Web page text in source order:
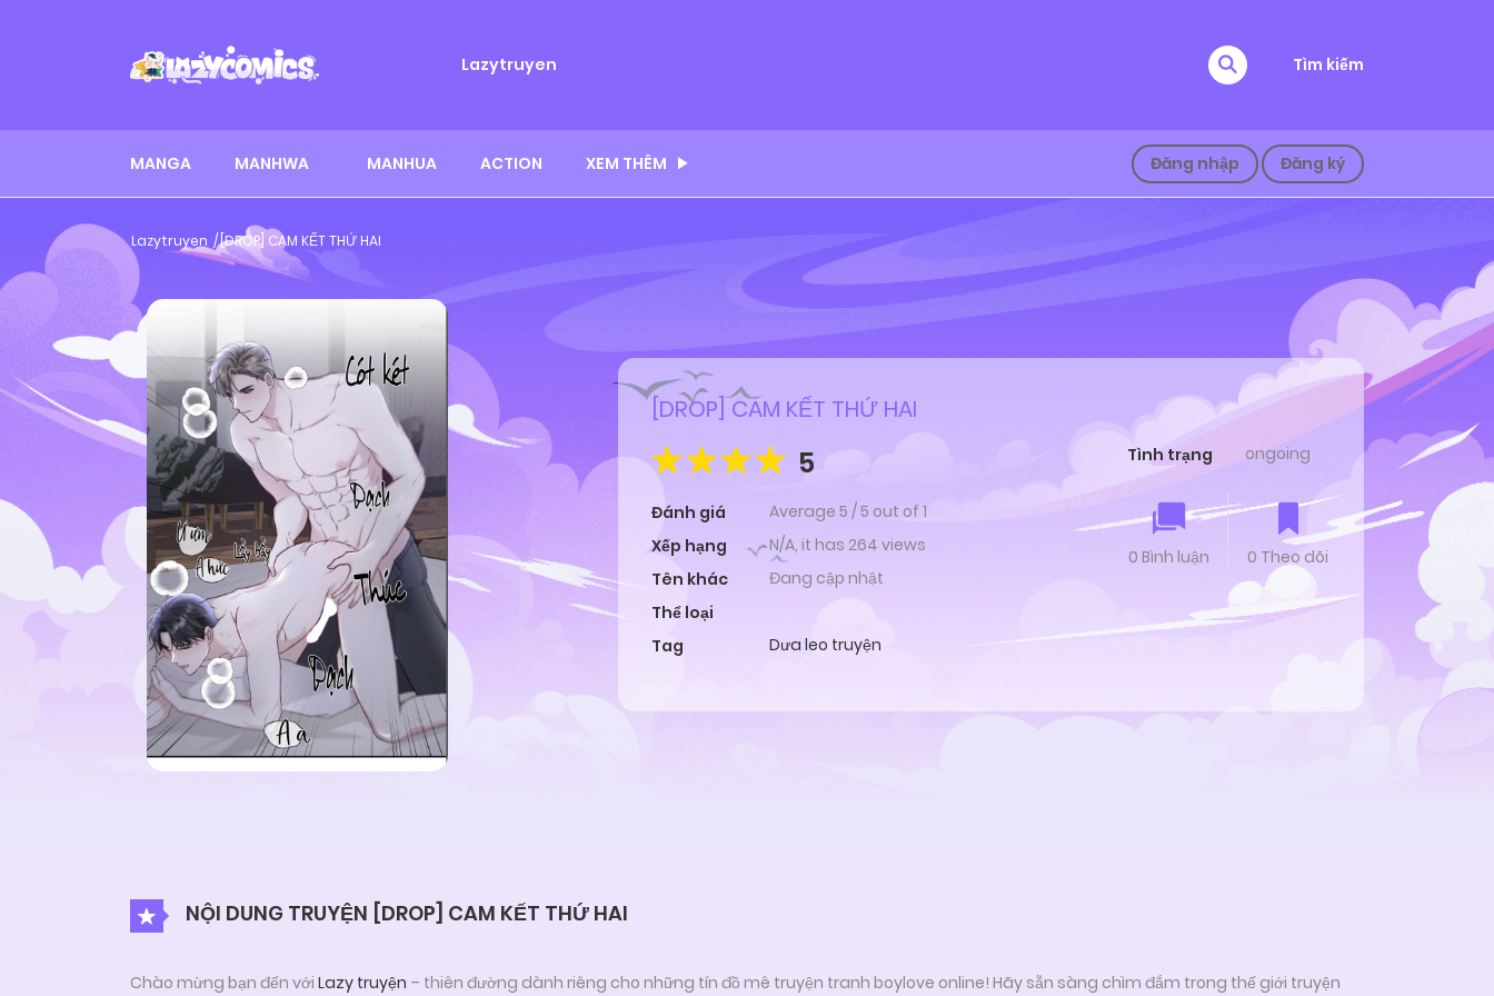
Lazytruyen Tìm kiếm
MANGA MANHWA MANHUA ACTION XEM THÊM Đăng nhập Đăng ký
Lazytruyen [DROP] CAM KẾT THỨ HAI
[DROP] CAM KẾT THỨ HAI
5
Đánh giá Average 5 /5 out of 1
Xếp hạng
N/A, it has 264 views
Tên khác
Đang cập nhật
Thể loại
Tag
Dưa leo truyện
Tình trạng ongoing
0 Bình luận 0 Theo dõi
NỘI DUNG TRUYỆN [DROP] CAM KẾT THỨ HAI
Chào mừng bạn đến với Lazy truyện – thiên đường dành riêng cho những tín đồ mê truyện tranh boylove online! Hãy sẵn sàng chìm đắm trong thế giới truyện